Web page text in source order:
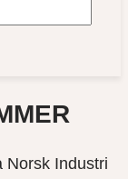
Norsk Industri